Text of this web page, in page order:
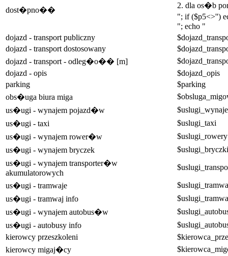
dost�pno��
2. dla os�b
"; if ($p5<>'')
"; echo "
dojazd - transport publiczny
dojazd - transport dostosowany
dojazd - transport - odleg�o�� [m]
dojazd - opis
$dojazd_opis
parking
$parking
obs�uga biura miga
us�ugi - wynajem pojazd�w
us�ugi - taxi
$uslugi_taxi
us�ugi - wynajem rower�w
$uslugi_rowery
us�ugi - wynajem bryczek
$uslugi_bryczki
us�ugi - wynajem transporter�w
akumulatorowych
us�ugi - tramwaje
us�ugi - tramwaj info
us�ugi - wynajem autobus�w
us�ugi - autobusy info
kierowcy przeszkoleni
kierowcy migaj�cy